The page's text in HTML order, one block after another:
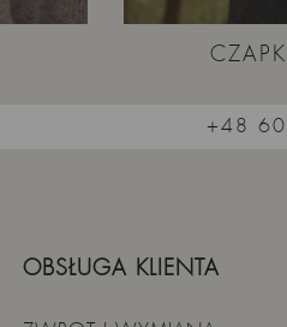
+48
OBSŁUGA KLIENTA